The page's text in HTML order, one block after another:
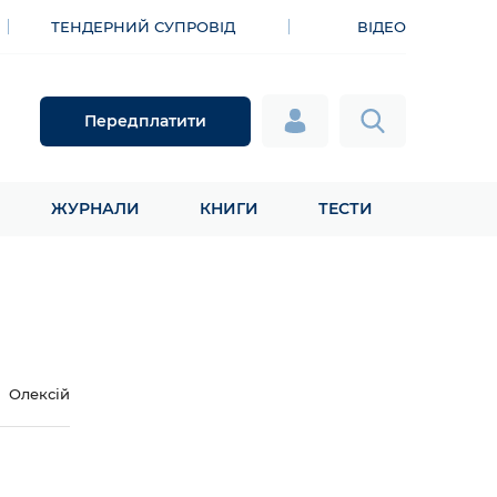
ТЕНДЕРНИЙ СУПРОВІД ВІДЕО
Передплатити
ЖУРНАЛИ КНИГИ ТЕСТИ
Олексій